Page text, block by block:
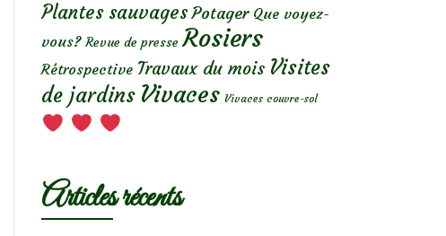
Plantes sauvages Potager Que voyez-
vous? Revue de presse Rosiers
Rétrospective Travaux du mois Visites
de jardins Vivaces Vivaces couvre-sol
Articles récents